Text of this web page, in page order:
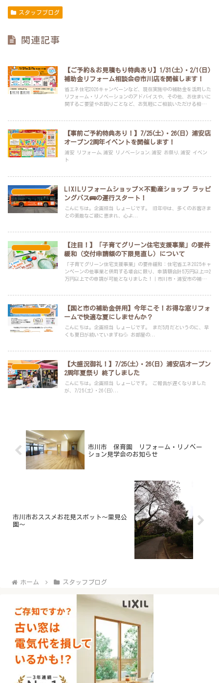
スタッフブログ
関連記事
【ご予約＆お見積もり特典あり】1/31(土)・2/1(日)
補助金リフォーム相談会＠市川店を開催します！
省エネ住宅2026キャンペーンなど、現在実施中の補助金を活用した
リフォーム・リノベーションのアドバイスや、その他、お住まいに
関するご要望やお困りごとなど、お気軽にご相談いただける相談会
【事前ご予約特典あり！】7/25(土)・26(日) 浦安店
オープン2周年イベントを開催します！
浦安 リフォーム,浦安 リノベーション,浦安 お祭り,浦安 イベン
ト
LIXILリフォームショップ×不動産ショップ ラッピ
ングバス🚌の運行スタート！
こんにちは。企画担当 しょーじです。 旧年中は、多くのお客さま
との素敵なご縁に恵まれ、心よ...
【注目！】「子育てグリーン住宅支援事業」の要件
緩和（交付申請額の下限見直し）について
「子育てグリーン住宅支援事業」の要件緩和：住宅省エネ2025キャ
ンペーンの他事業と併用する場合に限り、申請額合計5万円以上⇒2
万円以上での申請が可能となりました！｜市川市・浦安市の補助金
【国と市の補助金併用】今年こそ！お得な窓リフォ
ームで快適な夏にしませんか？
こんにちは。企画担当 しょーじです。 まだ5月だというのに、早
くも夏日が続いていますね💦 お部屋の...
【大盛況御礼！】7/25(土)・26(日) 浦安店オープン
2周年夏祭り 終了しました
こんにちは。企画担当 しょーじです。 ご報告が遅くなりました
が、7/25(土)・26(日)...
市川市 保育園 リフォーム・リノベー
ション見学会のお知らせ
市川市おススメお花見スポット～里見公
園～
ホーム スタッフブログ